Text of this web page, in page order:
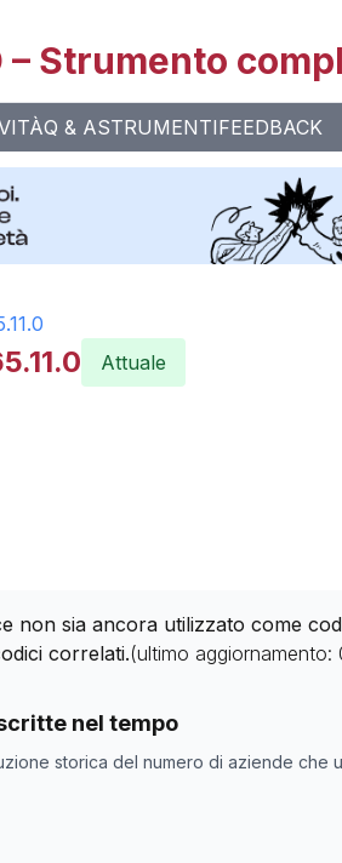
– Strumento
Q & ASTRUMENTIFEEDBACK
Attuale
non sia ancora utilizzato come
correlati.(ultimo aggiornamento:
nel tempo
storica del numero di aziende che
con codice ATECO
Numero